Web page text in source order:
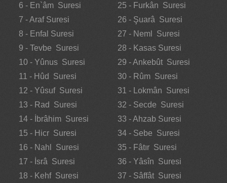
6 - En`âm Suresi
7 - Araf Suresi
8 - Enfal Suresi
9 - Tevbe Suresi
10 - Yûnus Suresi
11 - Hûd Suresi
12 - Yûsuf Suresi
13 - Rad Suresi
14 - İbrâhim Suresi
15 - Hicr Suresi
16 - Nahl Suresi
17 - İsrâ Suresi
18 - Kehf Suresi
25 - Furkân Suresi
26 - Şuarâ Suresi
27 - Neml Suresi
28 - Kasas Suresi
29 - Ankebût Suresi
30 - Rûm Suresi
31 - Lokmân Suresi
32 - Secde Suresi
33 - Ahzab Suresi
34 - Sebe Suresi
35 - Fâtır Suresi
36 - Yâsîn Suresi
37 - Sâffât Suresi